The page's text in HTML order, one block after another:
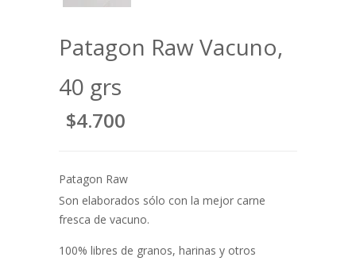
Patagon Raw Vacuno,
40 grs
$4.700
Patagon Raw
Son elaborados sólo con la mejor carne
fresca de vacuno.
100% libres de granos, harinas y otros